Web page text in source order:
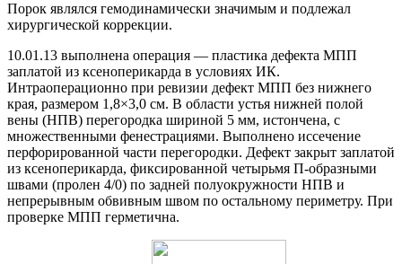
Порок являлся гемодинамически значимым и подлежал
хирургической коррекции.
10.01.13 выполнена операция — пластика дефекта МПП
заплатой из ксеноперикарда в условиях ИК.
Интраоперационно при ревизии дефект МПП без нижнего
края, размером 1,8×3,0 см. В области устья нижней полой
вены (НПВ) перегородка шириной 5 мм, истончена, с
множественными фенестрациями. Выполнено иссечение
перфорированной части перегородки. Дефект закрыт заплатой
из ксеноперикарда, фиксированной четырьмя П-образными
швами (пролен 4/0) по задней полуокружности НПВ и
непрерывным обвивным швом по остальному периметру. При
проверке МПП герметична.